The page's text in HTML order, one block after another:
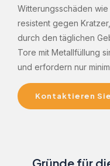
Witterungsschäden wie
resistent gegen
durch den täglichen
Tore mit Metallfüllung
und erfordern nur
Kontaktieren
Gründe für